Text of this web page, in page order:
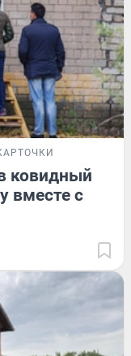
ковидный
вместе с